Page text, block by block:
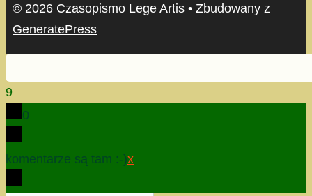
© 2026 Czasopismo Lege Artis • Zbudowany z
GeneratePress
9
0
komentarze są tam :-)x